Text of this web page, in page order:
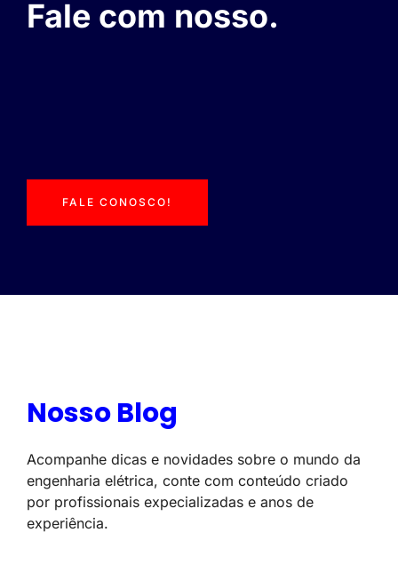
Fale com nosso.
FALE CONOSCO!
Nosso Blog
Acompanhe dicas e novidades sobre o mundo da
engenharia elétrica, conte com conteúdo criado
por profissionais expecializadas e anos de
experiência.